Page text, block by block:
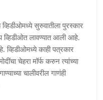
सुरुवातीला पुरस्कार
व्हिडीओत लावण्यात आली आहे.
व्हिडीओमध्ये काही पत्रकार
चेहरा मॉर्फ करुन त्यांच्या
चालीवरील गाणंही